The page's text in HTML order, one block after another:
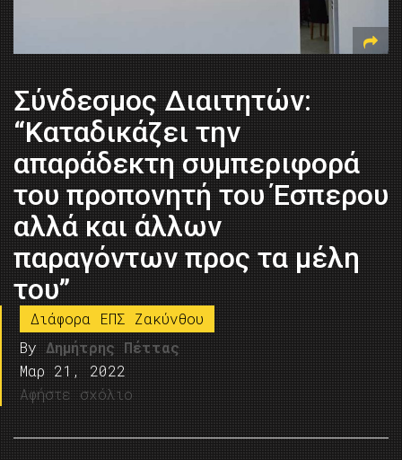
Σύνδεσμος Διαιτητών:
“Καταδικάζει την
απαράδεκτη συμπεριφορά
του προπονητή του Έσπερου
αλλά και άλλων
παραγόντων προς τα μέλη
του”
Διάφορα ΕΠΣ Ζακύνθου
By Δημήτρης Πέττας
Μαρ 21, 2022
Αφήστε σχόλιο